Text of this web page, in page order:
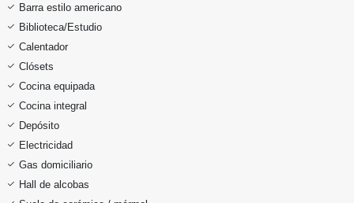
Barra estilo americano
Biblioteca/Estudio
Calentador
Clósets
Cocina equipada
Cocina integral
Depósito
Electricidad
Gas domiciliario
Hall de alcobas